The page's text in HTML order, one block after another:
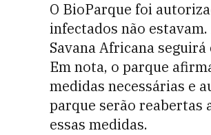
O BioParque foi
infectados não
Savana Africana
Em nota, o parque
medidas necessárias e
parque serão reabertas
essas medidas.